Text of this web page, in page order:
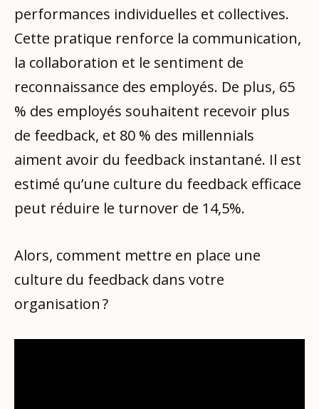
performances individuelles et collectives.
Cette pratique renforce la communication,
la collaboration et le sentiment de
reconnaissance des employés. De plus, 65
% des employés souhaitent recevoir plus
de feedback, et 80 % des millennials
aiment avoir du feedback instantané. Il est
estimé qu’une culture du feedback efficace
peut réduire le turnover de 14,5%.
Alors, comment mettre en place une
culture du feedback dans votre
organisation ?